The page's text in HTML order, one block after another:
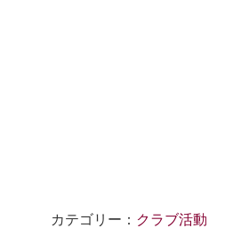
カテゴリー： クラブ活動